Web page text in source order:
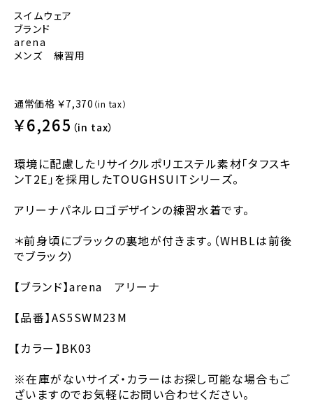
スイムウェア
ブランド
arena
メンズ 練習用
通常価格 ￥7,370 （in tax）
￥6,265 （in tax）
環境に配慮したリサイクルポリエステル素材「タフスキ
ンT2E」を採用したTOUGHSUITシリーズ。
アリーナパネルロゴデザインの練習水着です。
＊前身頃にブラックの裏地が付きます。（WHBLは前後
でブラック）
【ブランド】arena アリーナ
【品番】AS5SWM23M
【カラー】BK03
※在庫がないサイズ・カラーはお探し可能な場合もご
ざいますのでお気軽にお問い合わせください。